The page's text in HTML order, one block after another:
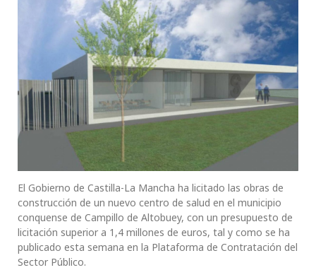
El Gobierno de Castilla-La Mancha ha licitado las obras de
construcción de un nuevo centro de salud en el municipio
conquense de Campillo de Altobuey, con un presupuesto de
licitación superior a 1,4 millones de euros, tal y como se ha
publicado esta semana en la Plataforma de Contratación del
Sector Público.